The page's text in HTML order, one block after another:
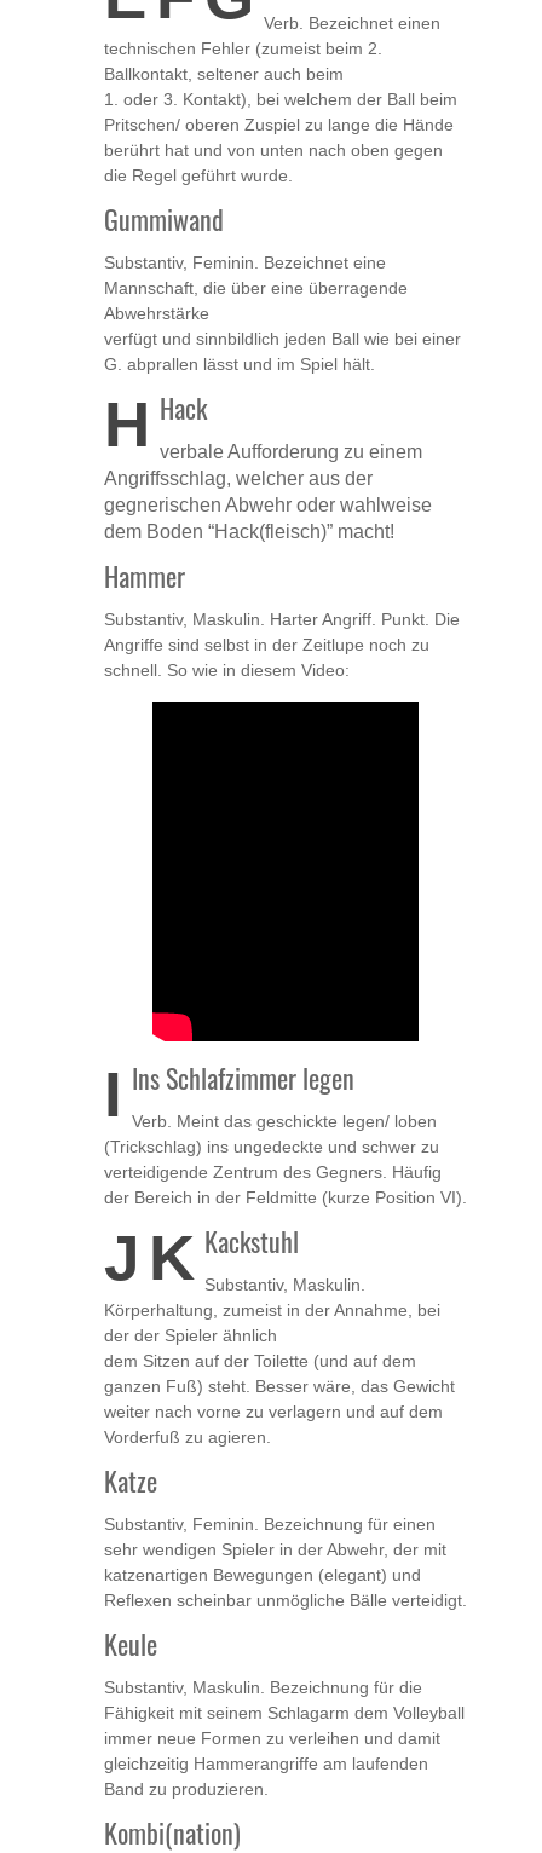
Verb. Bezeichnet einen
technischen Fehler (zumeist beim 2.
Ballkontakt, seltener auch beim
1. oder 3. Kontakt), bei welchem der Ball beim
Pritschen/ oberen Zuspiel zu lange die Hände
berührt hat und von unten nach oben gegen
die Regel geführt wurde.
Gummiwand
Substantiv, Feminin. Bezeichnet eine
Mannschaft, die über eine überragende
Abwehrstärke
verfügt und sinnbildlich jeden Ball wie bei einer
G. abprallen lässt und im Spiel hält.
H Hack
verbale Aufforderung zu einem
Angriffsschlag, welcher aus der
gegnerischen Abwehr oder wahlweise
dem Boden “Hack(fleisch)” macht!
Hammer
Substantiv, Maskulin. Harter Angriff. Punkt. Die
Angriffe sind selbst in der Zeitlupe noch zu
schnell. So wie in diesem Video:
I Ins Schlafzimmer legen
Verb. Meint das geschickte legen/ loben
(Trickschlag) ins ungedeckte und schwer zu
verteidigende Zentrum des Gegners. Häufig
der Bereich in der Feldmitte (kurze Position VI).
J K Kackstuhl
Substantiv, Maskulin.
Körperhaltung, zumeist in der Annahme, bei
der der Spieler ähnlich
dem Sitzen auf der Toilette (und auf dem
ganzen Fuß) steht. Besser wäre, das Gewicht
weiter nach vorne zu verlagern und auf dem
Vorderfuß zu agieren.
Katze
Substantiv, Feminin. Bezeichnung für einen
sehr wendigen Spieler in der Abwehr, der mit
katzenartigen Bewegungen (elegant) und
Reflexen scheinbar unmögliche Bälle verteidigt.
Keule
Substantiv, Maskulin. Bezeichnung für die
Fähigkeit mit seinem Schlagarm dem Volleyball
immer neue Formen zu verleihen und damit
gleichzeitig Hammerangriffe am laufenden
Band zu produzieren.
Kombi(nation)